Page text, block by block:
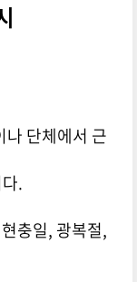
단체에서 근
.
충일, 광복절,